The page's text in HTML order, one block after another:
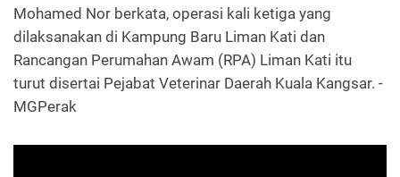
Mohamed Nor berkata, operasi kali ketiga yang
dilaksanakan di Kampung Baru Liman Kati dan
Rancangan Perumahan Awam (RPA) Liman Kati itu
turut disertai Pejabat Veterinar Daerah Kuala Kangsar. -
MGPerak